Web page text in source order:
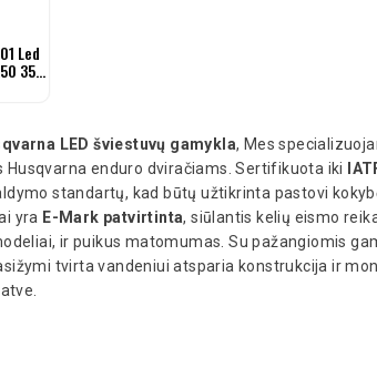
Led
350
LED šviestuvų gamykla, Mes
enduro dviračiams. Sertifikuota iki
standartų, kad būtų užtikrinta pastovi
yra E-Mark patvirtinta, siūlantis kelių eismo
ir puikus matomumas. Su pažangiomis
tvirta vandeniui atsparia konstrukcija ir